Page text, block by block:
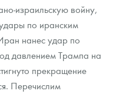
израильскую войну,
по иранским
нанес удар по
давлением Трампа на
прекращение
Перечислим